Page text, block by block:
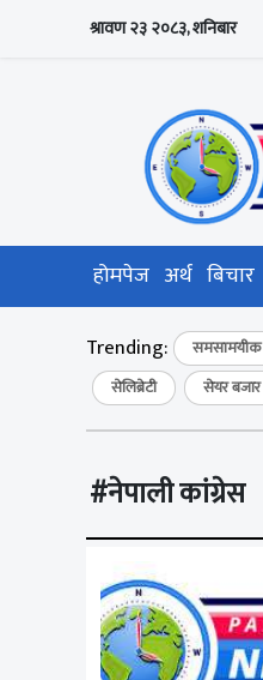
श्रावण २३ २०८३, शनिबार
होमपेज अर्थ बिचार
Trending: समसामयीक
सेलिब्रेटी
सेयर बजार
#नेपाली कांग्रेस